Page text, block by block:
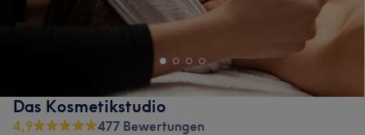
Das Kosmetikstudio
4,9
477 Bewertungen